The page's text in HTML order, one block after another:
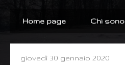
Home page Chi sono
giovedì 30 gennaio 2020